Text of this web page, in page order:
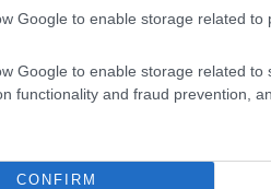
Google to enable storage related to
Google to enable storage related to
functionality and fraud prevention,
CONFIRM